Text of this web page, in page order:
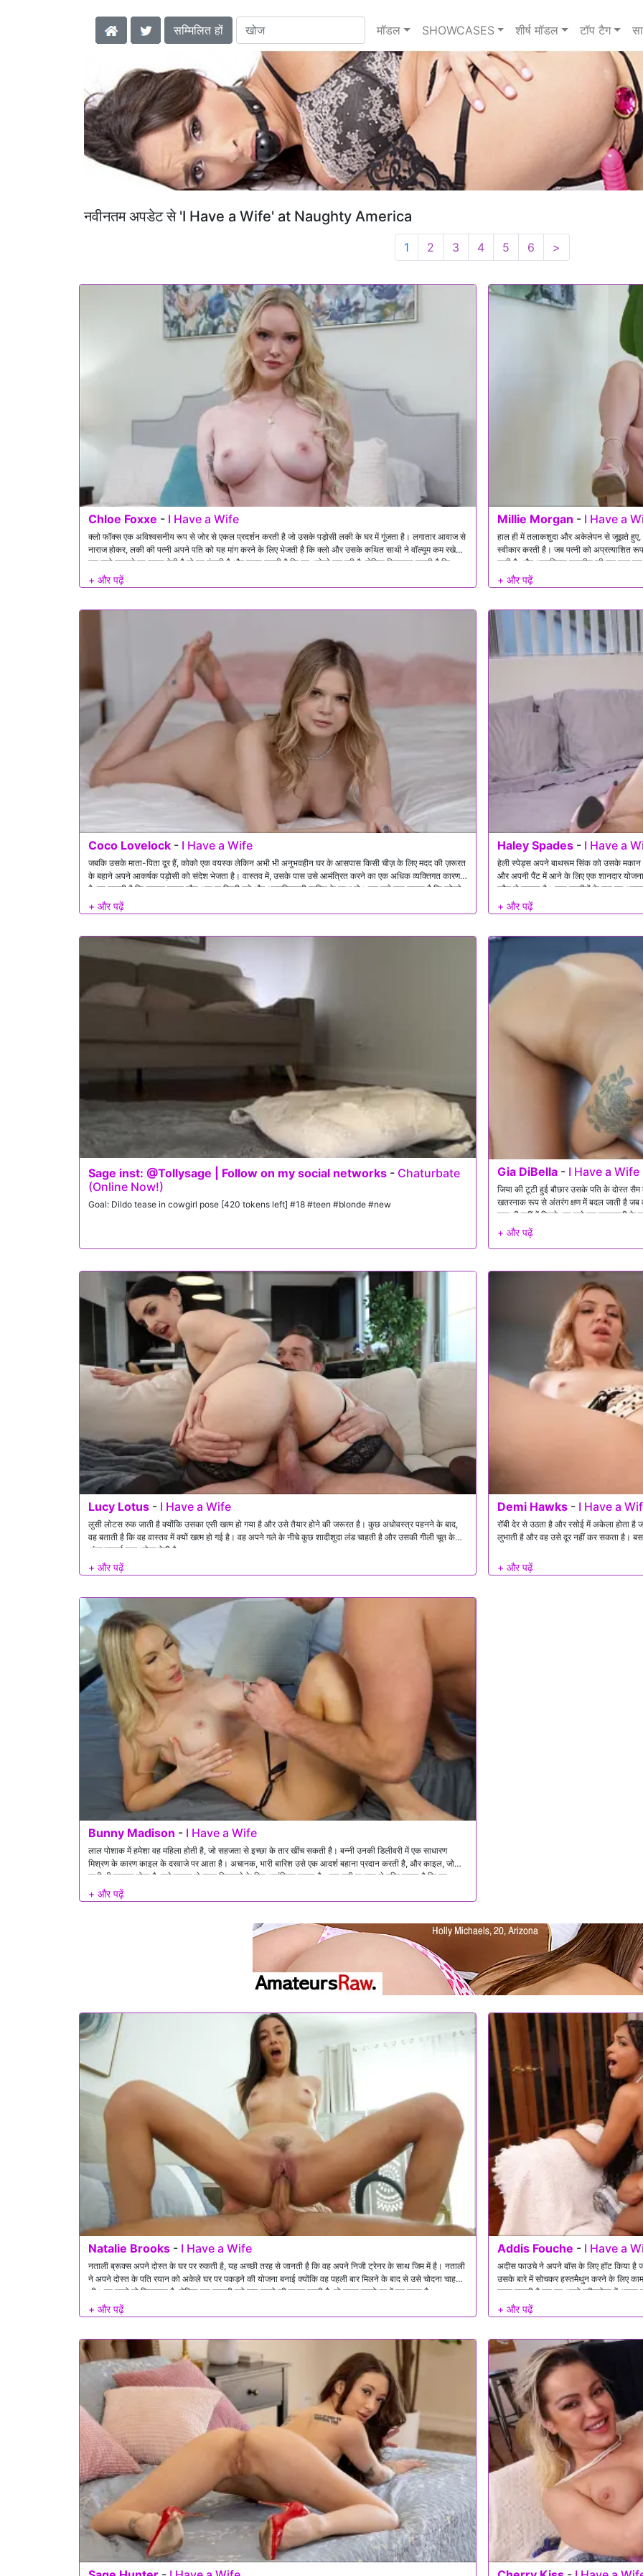
सम्मिलित हों मॉडल SHOWCASES शीर्ष मॉडल टॉप टैग
नवीनतम अपडेट से 'I Have a Wife' at Naughty America
1 2 3 4 5 6 >
Chloe Foxxe - I Have a Wife
क्लो फॉक्स एक अविश्वसनीय रूप से जोर से एकल प्रदर्शन करती है जो उसके पड़ोसी लकी के घर में गूंजता है। लगातार आवाज से
नाराज होकर, लकी की पत्नी अपने पति को यह मांग करने के लिए भेजती है कि क्लो और उसके कथित साथी ने वॉल्यूम कम रखे।
जब क्लो दरवाजे का जवाब देती है तो वह हंसती है और स्पष्ट करती है कि वह अकेले उड़ रही है, लेकिन शिकायत करती है कि
उसकी अचानक दस्तक ने उसके आगामी चरमोत्कर्ष को बर्बाद कर दिया। वह बताती है कि मूड में वापस आने के लिए बहुत अधिक
काम करना होगा और आक्रामक रूप से लकी को काम को तेजी से पूरा करने में मदद करने के लिए अपने लंड का उपयोग करने का
Millie Morgan - I Have a
हाल ही में तलाकशुदा और अकेलेपन से जूझते हुए,
स्वीकार करती है। जब पत्नी को अप्रत्याशित
पाती है, और आकस्मिक बातचीत की एक शाम
नहीं की थी। जैसे-जैसे रात बीतती है,
की धमकी देते हैं।
Coco Lovelock - I Have a Wife
जबकि उसके माता-पिता दूर हैं, कोको एक वयस्क लेकिन अभी भी अनुभवहीन घर के आसपास किसी चीज़ के लिए मदद की ज़रूरत
के बहाने अपने आकर्षक पड़ोसी को संदेश भेजता है। वास्तव में, उसके पास उसे आमंत्रित करने का एक अधिक व्यक्तिगत कारण
है: वह चाहती है कि उसका पहला यौन अनुभव किसी बड़े और आत्मविश्वासी व्यक्ति के साथ हो। जब उसे पता चलता है कि कोको
वास्तव में क्या पूछ रहा है, तो वह रुक जाता है। वह शादीशुदा है, और इसमें शामिल होने से गंभीर जटिलताएं पैदा हो सकती हैं।
लेकिन प्रलोभन और कोको का दृढ़ संकल्प जल्दी से उसे प्रभावित करता है, और वह उसके निमंत्रण को स्वीकार करने का फैसला
Haley Spades - I Have a
हेली स्पेड्स अपने बाथरूम सिंक को उसके मकान
और अपनी पैंट में आने के लिए एक शानदार
कौन ले सकता है। कुछ तस्वीरों के बाद वह
प्रलोभन का विरोध नहीं कर सकता, भले ही
Sage inst: @Tollysage | Follow on my social networks - Chaturbate
(Online Now!)
Goal: Dildo tease in cowgirl pose [420 tokens left] #18 #teen #blonde #new
Gia DiBella - I Have a Wife
जिया की टूटी हुई बौछार उसके पति के दोस्त
खतरनाक रूप से अंतरंग क्षण में बदल जाती है जब
कुछ भी नहीं में लिपटे, वह उसे एक इश्कबाज़ी के
भी अनदेखा नहीं कर सकता है। इच्छा और
की योजना नहीं बनाई थी।
Lucy Lotus - I Have a Wife
लुसी लोटस रुक जाती है क्योंकि उसका एसी खत्म हो गया है और उसे तैयार होने की जरूरत है। कुछ अधोवस्त्र पहनने के बाद,
वह बताती है कि वह वास्तव में क्यों खत्म हो गई है। वह अपने गले के नीचे कुछ शादीशुदा लंड चाहती है और उसकी गीली चूत के
अंदर गहराई तक धकेल देती है
Demi Hawks - I Have a
रॉबी देर से उठता है और रसोई में अकेला होता
लुभाती है और वह उसे दूर नहीं कर सकता है।
Bunny Madison - I Have a Wife
लाल पोशाक में हमेशा वह महिला होती है, जो सहजता से इच्छा के तार खींच सकती है। बन्नी उनकी डिलीवरी में एक साधारण
मिश्रण के कारण काइल के दरवाजे पर आता है। अचानक, भारी बारिश उसे एक आदर्श बहाना प्रदान करती है, और काइल, जो
कभी भी सज्जन होता है, उसे तूफान से बाहर निकलने के लिए आमंत्रित करता है। जब बनी सूक्ष्मता से पुष्टि करता है कि वह
अकेला है, तो उनके बीच दुष्ट इरादे की एक झिलमिलाहट गुजरती है। वह कुछ शरारती मोड़ के लिए अपना प्रस्ताव रखती है, और
काइल, तुरंत फंस जाता है, खुद को अपनी वासना के बढ़ते ज्वार का विरोध करने के लिए असहाय पाता है।
Natalie Brooks - I Have a Wife
नताली ब्रूक्स अपने दोस्त के घर पर रुकती है, यह अच्छी तरह से जानती है कि वह अपने निजी ट्रेनर के साथ जिम में है। नताली
ने अपने दोस्त के पति रयान को अकेले घर पर पकड़ने की योजना बनाई क्योंकि वह पहली बार मिलने के बाद से उसे चोदना चाहती
थी। वह पहले तो झिझकता है, लेकिन जब नताली इसे गुप्त रखने की कसम खाती है, तो रयान प्रलोभन में पड़ जाता है।
Addis Fouche - I Have a
अदीस फाउचे ने अपने बॉस के लिए हॉट किया
उसके बारे में सोचकर हस्तमैथुन करने के लिए
कदम उठाती है जब वह अपने ब्रीफकेस में अपना
इसका उपयोग कैसे करती है, और यह उसे इतना